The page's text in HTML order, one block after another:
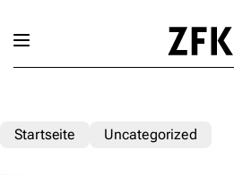
Startseite Uncategorized